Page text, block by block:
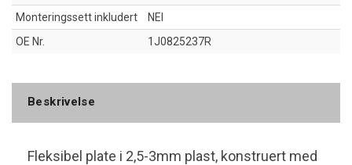
Monteringssett inkludert
NEI
OE Nr.
1J0825237R
Beskrivelse
Fleksibel plate i 2,5-3mm plast, konstruert med